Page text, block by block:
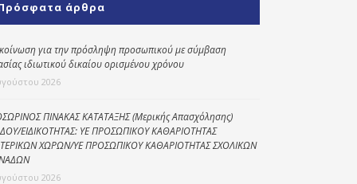
Kοινωνικό
φαρμακείο
Πρόγραμμα
“Βοήθεια στο σπίτι”
Κέντρο Ημερήσιας
Φροντίδας
άρθρα
για την πρόσληψη προσωπικού με σύμβαση
ιδιωτικού δικαίου ορισμένου χρόνου
2026
ΠΙΝΑΚΑΣ ΚΑΤΑΤΑΞΗΣ (Μερικής Απασχόλησης)
ΕΙΔΙΚΟΤΗΤΑΣ: ΥΕ ΠΡΟΣΩΠΙΚΟΥ ΚΑΘΑΡΙΟΤΗΤΑΣ
ΧΩΡΩΝ/ΥΕ ΠΡΟΣΩΠΙΚΟΥ ΚΑΘΑΡΙΟΤΗΤΑΣ ΣΧΟΛΙΚΩΝ
2026